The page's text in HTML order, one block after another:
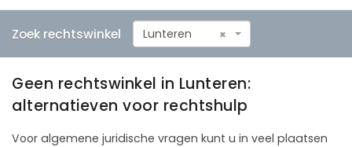
Zoek rechtswinkel ×
Lunteren
Geen rechtswinkel in Lunteren:
alternatieven voor rechtshulp
Voor algemene juridische vragen kunt u in veel plaatsen